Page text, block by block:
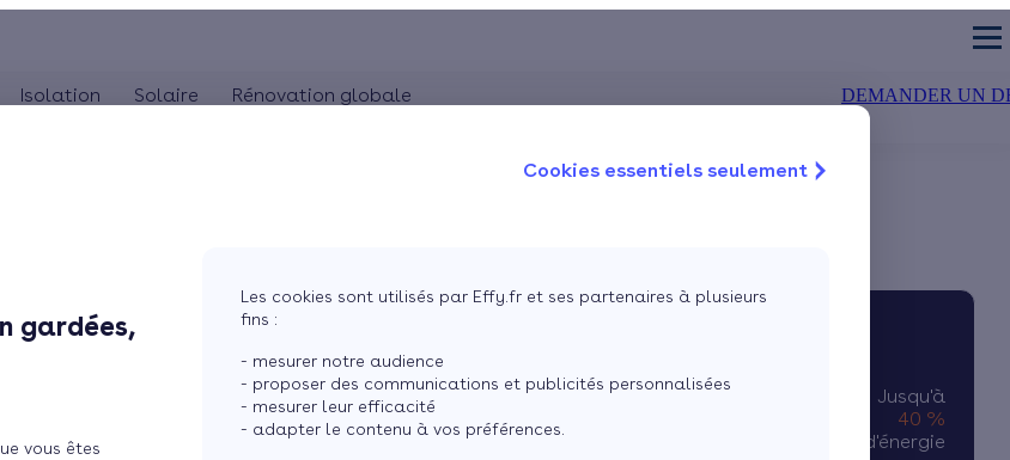
Cookies essentiels seulement
gardées,
vous êtes
Les cookies sont utilisés par Effy.fr et ses partenaires à plusieurs
fins :
- mesurer notre audience
- proposer des communications et publicités personnalisées
- mesurer leur efficacité
- adapter le contenu à vos préférences.
Pompe à chaleur géothermique
Chaudière à granulés
Isolation
Isolation toiture-terrasse
VMC double flux
Solaire
Chauffe-eau solaire
Rénovation globale DEMANDER UN
QualiPV pour
Jusqu'à
40 %
d'économies d'énergie